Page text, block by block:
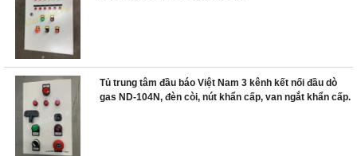
Tủ trung tâm đầu báo Việt Nam 3 kênh kết nối đầu dò
gas ND-104N, đèn còi, nút khẩn cấp, van ngắt khẩn cấp.